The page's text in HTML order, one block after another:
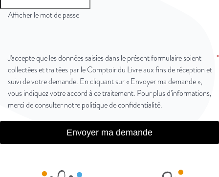
Afficher le mot de passe
J'accepte que les données saisies dans le présent formulaire soient
collectées et traitées par le Comptoir du Livre aux fins de réception et
suivi de votre demande. En cliquant sur « Envoyer ma demande »,
vous indiquez votre accord à ce traitement. Pour plus d'informations,
merci de consulter notrepolitique de confidentialité.
Envoyer ma demande